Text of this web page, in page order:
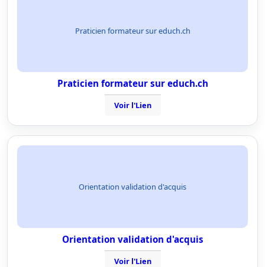
Praticien formateur sur educh.ch
Praticien formateur sur educh.ch
Voir l'Lien
Orientation validation d'acquis
Orientation validation d'acquis
Voir l'Lien